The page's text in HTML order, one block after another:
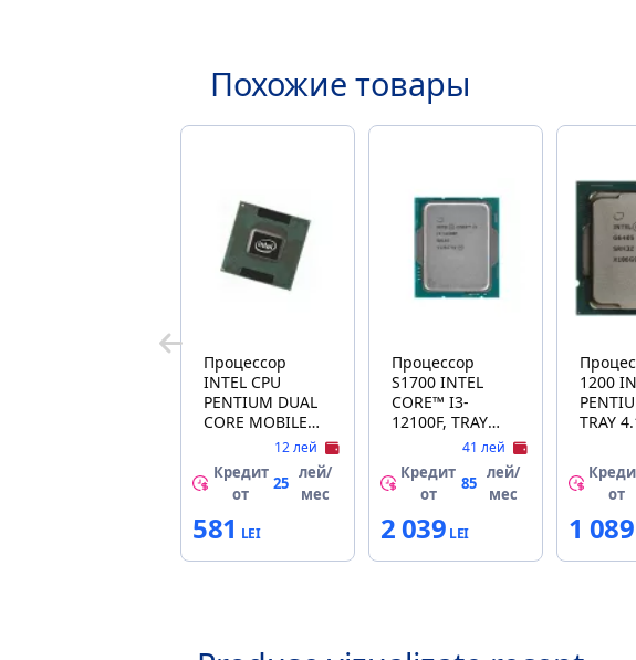
Похожие товары
Процессор
INTEL CPU
PENTIUM DUAL
CORE MOBILE
T3200 2000MHZ
(SOCKET P,
2000MHZ,
667MHZ, 1MB,
(SLAVG)) TRAY
12 лей
Кредит
от
25
лей/
мес
581
Процессор
S1700 INTEL
CORE™ I3-
12100F, TRAY
3.3-4.3GHz, 4C
(4P+0Е) / 8T,
12MB L3 + 5MB
L2 Cache, No
Integrated GPU,
10nm 60W
41 лей
Кредит
от
85
лей/
мес
2 039
1200
TRAY
4MB,
UHD
610, 2
Threads
от
1 089